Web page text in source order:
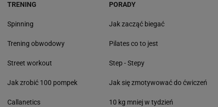
TRENING
Spinning
Trening obwodowy
Street workout
Jak zrobić 100 pompek
Callanetics
PORADY
Jak zacząć biegać
Pilates co to jest
Step - Stepy
Jak się zmotywować do ćwiczeń
10 kg mniej w tydzień